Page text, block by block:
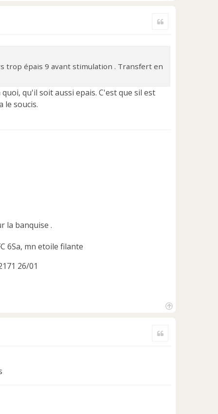
trop épais 9 avant stimulation . Transfert en
qu'il soit aussi epais. C'est que sil est
le soucis.
la banquise .
6Sa, mn etoile filante
26/01